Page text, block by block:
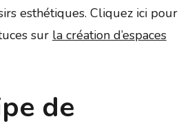
esthétiques. Cliquez ici pour
sur la création d’espaces
de